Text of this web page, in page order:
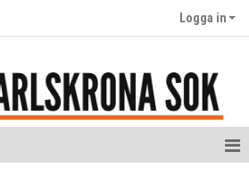
Logga in